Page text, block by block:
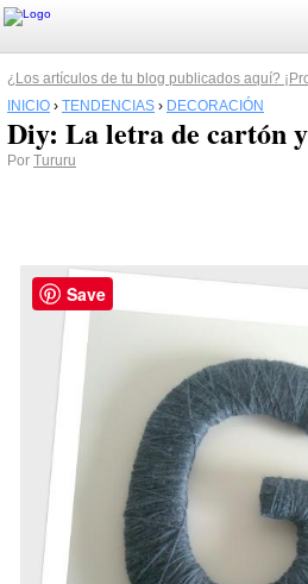
¿Los artículos de tu blog publicados aquí?
INICIO › TENDENCIAS › DECORACIÓN
Diy: La letra de cartón
Por Tururu
Save